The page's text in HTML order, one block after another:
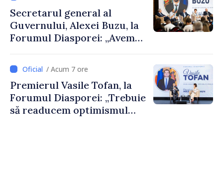
al Republicii Moldova.
Secretarul general al
Guvernului, Alexei Buzu, la
Forumul Diasporei: „Avem
dumneavoastră pentru a
construi comunități mai
puternice”
/ Acum 7 ore
Premierul Vasile Tofan, la
Forumul Diasporei: „Trebuie
să readucem optimismul